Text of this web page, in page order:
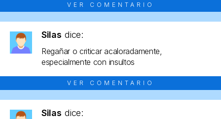
VER COMENTARIO
Silas dice:
Regañar o criticar acaloradamente,
especialmente con insultos
VER COMENTARIO
Silas dice: